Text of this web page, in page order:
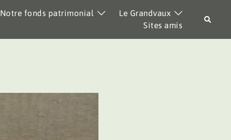
Notre fonds patrimonial
Le Grandvaux
Sites amis